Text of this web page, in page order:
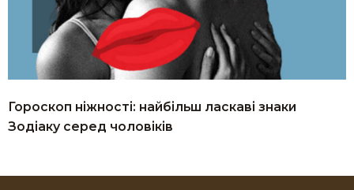
Гороскоп ніжності: найбільш ласкаві знаки
Зодіаку серед чоловіків